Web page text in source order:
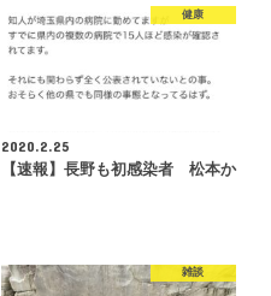
健康
2020.2.25
【速報】長野も初感染者 松本か
雑談